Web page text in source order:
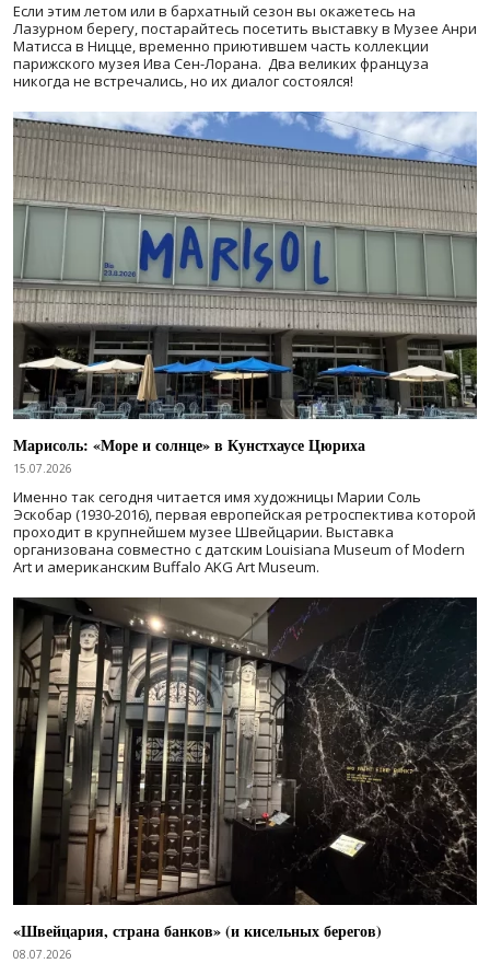
Если этим летом или в бархатный сезон вы окажетесь на
Лазурном берегу, постарайтесь посетить выставку в Музее Анри
Матисса в Ницце, временно приютившем часть коллекции
парижского музея Ива Сен-Лорана. Два великих француза
никогда не встречались, но их диалог состоялся!
Марисоль: «Море и солнце» в Кунстхаусе Цюриха
15.07.2026
Именно так сегодня читается имя художницы Марии Соль
Эскобар (1930-2016), первая европейская ретроспектива которой
проходит в крупнейшем музее Швейцарии. Выставка
организована совместно с датским Louisiana Museum of Modern
Art и американским Buffalo AKG Art Museum.
«Швейцария, страна банков» (и кисельных берегов)
08.07.2026